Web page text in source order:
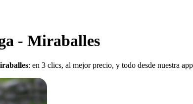
- Miraballes
: en 3 clics, al mejor precio, y todo desde nuestra